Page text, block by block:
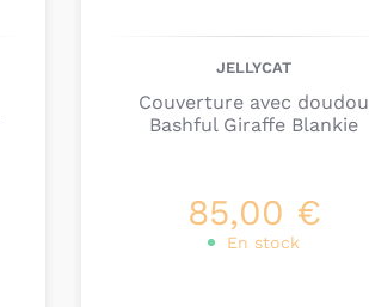
JELLYCAT
Couverture avec doudou
Bashful Giraffe Blankie
85,00 €
En stock